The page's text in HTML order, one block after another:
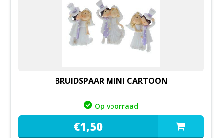
BRUIDSPAAR MINI CARTOON
Op voorraad
€1,50